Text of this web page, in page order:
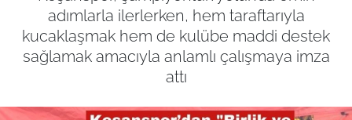
adımlarla ilerlerken, hem taraftarıyla
kucaklaşmak hem de kulübe maddi destek
sağlamak amacıyla anlamlı çalışmaya imza
attı
GÜNDEM
EKONOMİ